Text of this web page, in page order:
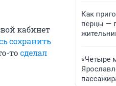
кабинет
сохранить
тосделал
Как
перцы —
«Четыре